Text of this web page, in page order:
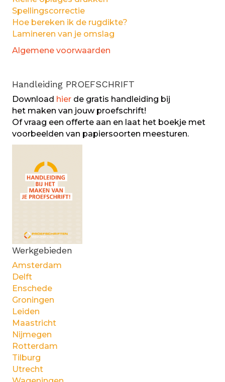
Spellingscorrectie
Hoe bereken ik de rugdikte?
Lamineren van je omslag
Algemene voorwaarden
Handleiding PROEFSCHRIFT
Download hier de gratis handleiding bij
het maken van jouw proefschrift!
Of vraag een offerte aan en laat het boekje met
voorbeelden van papiersoorten meesturen.
Werkgebieden
Amsterdam
Delft
Enschede
Groningen
Leiden
Maastricht
Nijmegen
Rotterdam
Tilburg
Utrecht